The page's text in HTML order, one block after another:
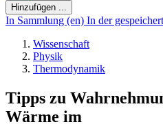
Hinzufügen ...
In Sammlung (en) In der
Wissenschaft
Physik
Thermodynamik
Tipps zu
Wärme im